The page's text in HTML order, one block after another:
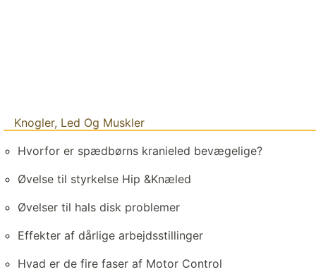
Knogler, Led Og Muskler
Hvorfor er spædbørns kranieled bevægelige?
Øvelse til styrkelse Hip &Knæled
Øvelser til hals disk problemer
Effekter af dårlige arbejdsstillinger
Hvad er de fire faser af Motor Control